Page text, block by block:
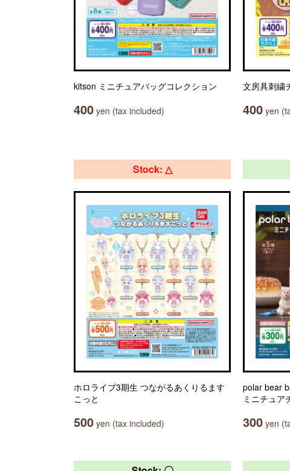
kitson ミニチュアバッグコレクション
400 yen (tax included)
文房具刺繍
400 yen
Stock: △
ホロライブ3期生 つながるあくりるます
こっと
500 yen (tax included)
polar bear
ミニチュア
300 yen